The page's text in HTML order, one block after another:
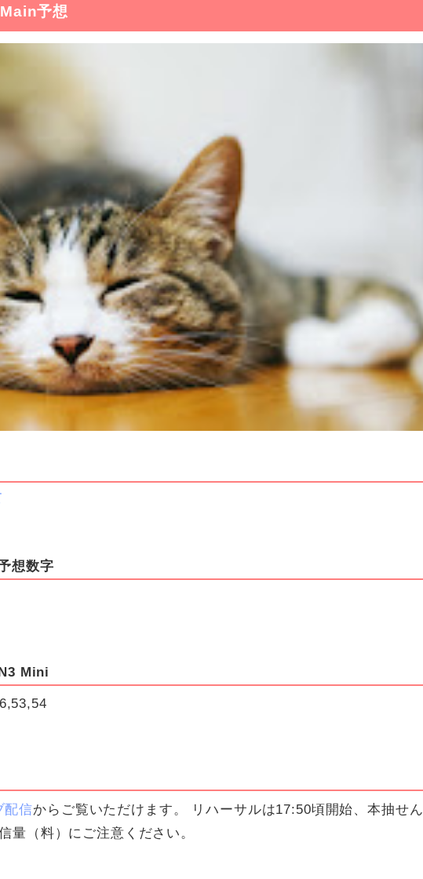
予想
想数字
Mini
配信からご覧いただけます。 リハーサルは17:50頃開始、本抽せん
量（料）にご注意ください。